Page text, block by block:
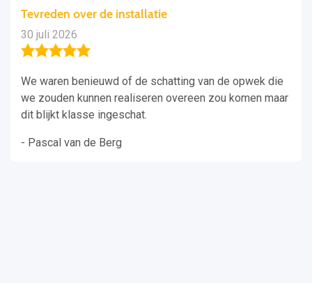
Tevreden over de installatie
30 juli 2026
We waren benieuwd of de schatting van de opwek die
we zouden kunnen realiseren overeen zou komen maar
dit blijkt klasse ingeschat.
- Pascal van de Berg